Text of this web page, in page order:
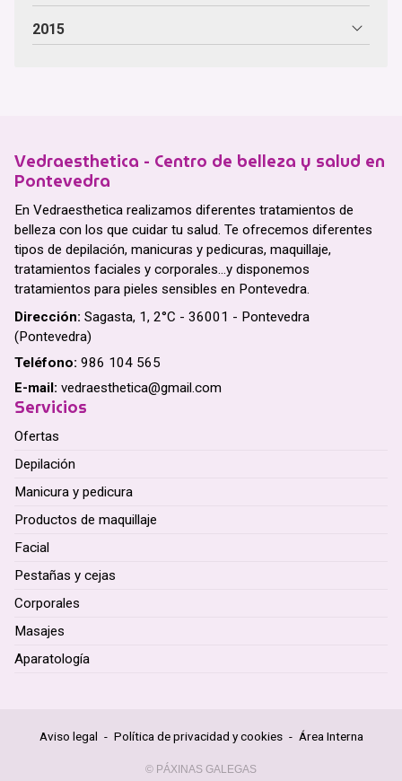
2015
Vedraesthetica - Centro de belleza y salud en
Pontevedra
En Vedraesthetica realizamos diferentes tratamientos de
belleza con los que cuidar tu salud. Te ofrecemos diferentes
tipos de depilación, manicuras y pedicuras, maquillaje,
tratamientos faciales y corporales...y disponemos
tratamientos para pieles sensibles en Pontevedra.
Dirección: Sagasta, 1, 2°C - 36001 - Pontevedra
(Pontevedra)
Teléfono: 986 104 565
E-mail: vedraesthetica@gmail.com
Servicios
Ofertas
Depilación
Manicura y pedicura
Productos de maquillaje
Facial
Pestañas y cejas
Corporales
Masajes
Aparatología
Aviso legal - Política de privacidad y cookies - Área Interna
© PÁXINAS GALEGAS